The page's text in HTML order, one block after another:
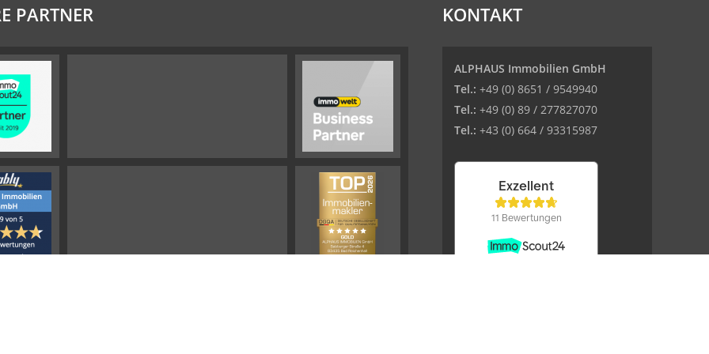
PARTNER KONTAKT
ALPHAUS Immobilien GmbH
Tel.: +49 (0) 8651 / 9549940
Tel.: +49 (0) 89 / 277827070
Tel.: +43 (0) 664 / 93315987